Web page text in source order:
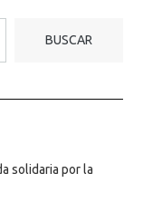
BUSCAR
solidaria por la